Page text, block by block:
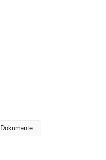
Dokumente